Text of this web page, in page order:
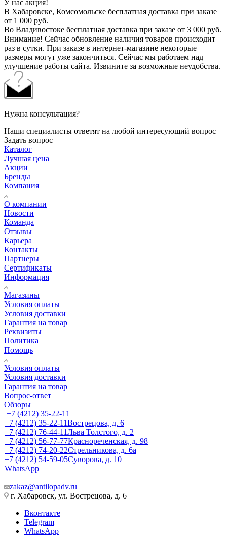
У нас акция!
В Хабаровске, Комсомольске бесплатная доставка при заказе
от 1 000 руб.
Во Владивостоке бесплатная доставка при заказе от 3 000 руб.
Внимание! Сейчас обновление наличия товаров происходит
раз в сутки. При заказе в интернет-магазине некоторые
размеры могут уже закончиться. Сейчас мы работаем над
улучшение работы сайта. Извините за возможные неудобства.
Нужна консультация?
Наши специалисты ответят на любой интересующий вопрос
Задать вопрос
Каталог
Лучшая цена
Акции
Бренды
Компания
О компании
Новости
Команда
Отзывы
Карьера
Контакты
Партнеры
Сертификаты
Информация
Магазины
Условия оплаты
Условия доставки
Гарантия на товар
Реквизиты
Политика
Помощь
Условия оплаты
Условия доставки
Гарантия на товар
Вопрос-ответ
Обзоры
+7 (4212) 35-22-11
+7 (4212) 35-22-11Вострецова, д. 6
+7 (4212) 76-44-11Льва Толстого, д. 2
+7 (4212) 56-77-77Краснореченская, д. 98
+7 (4212) 74-20-22Стрельникова, д. 6а
+7 (4212) 54-59-05Суворова, д. 10
WhatsApp
zakaz@antilopadv.ru
г. Хабаровск, ул. Вострецова, д. 6
Вконтакте
Telegram
WhatsApp